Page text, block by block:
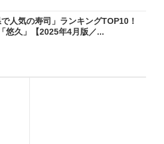
で人気の寿司」ランキングTOP10！
悠久」【2025年4月版／...